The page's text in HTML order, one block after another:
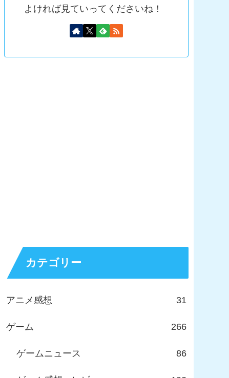
よければ見ていってくださいね！
カテゴリー
アニメ感想 31
ゲーム 266
ゲームニュース 86